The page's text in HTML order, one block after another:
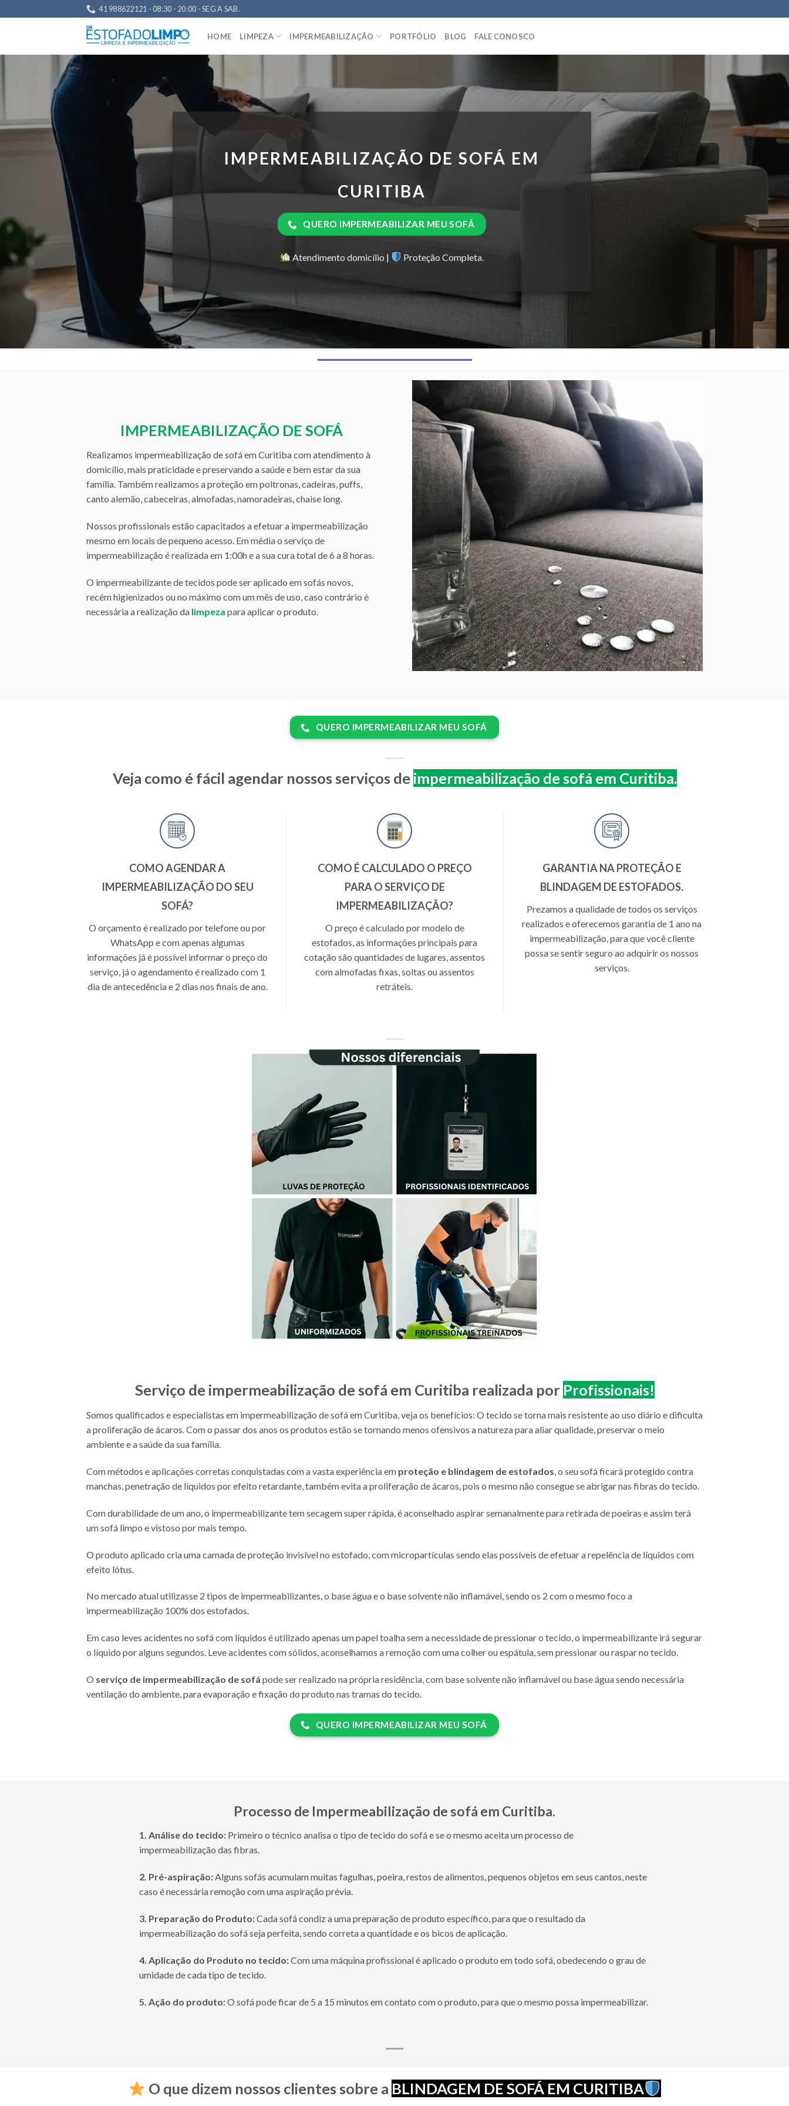
41 988622121 - 08:30 - 20:00 - SEG A SAB.
HOME LIMPEZA IMPERMEABILIZAÇÃO PORTFÓLIO BLOG FALE CONOSCO
IMPERMEABILIZAÇÃO DE SOFÁ EM
CURITIBA
QUERO IMPERMEABILIZAR MEU SOFÁ
Atendimento domicílio | Proteção Completa.
IMPERMEABILIZAÇÃO DE SOFÁ
Realizamos impermeabilização de sofá em Curitiba com atendimento à
domicílio, mais praticidade e preservando a saúde e bem estar da sua
família. Também realizamos a proteção em poltronas, cadeiras, puffs,
canto alemão, cabeceiras, almofadas, namoradeiras, chaise long.
Nossos profissionais estão capacitados a efetuar a impermeabilização
mesmo em locais de pequeno acesso. Em média o serviço de
impermeabilização é realizada em 1:00h e a sua cura total de 6 a 8 horas.
O impermeabilizante de tecidos pode ser aplicado em sofás novos,
recém higienizados ou no máximo com um mês de uso, caso contrário é
necessária a realização da limpeza para aplicar o produto.
QUERO IMPERMEABILIZAR MEU SOFÁ
Veja como é fácil agendar nossos serviços de impermeabilização de sofá em Curitiba.
COMO AGENDAR A
IMPERMEABILIZAÇÃO DO SEU
SOFÁ?
O orçamento é realizado por telefone ou por
WhatsApp e com apenas algumas
informações já é possível informar o preço do
serviço, já o agendamento é realizado com 1
dia de antecedência e 2 dias nos finais de ano.
COMO É CALCULADO O PREÇO
PARA O SERVIÇO DE
IMPERMEABILIZAÇÃO?
O preço é calculado por modelo de
estofados, as informações principais para
cotação são quantidades de lugares, assentos
com almofadas fixas, soltas ou assentos
retráteis.
GARANTIA NA PROTEÇÃO E
BLINDAGEM DE ESTOFADOS.
Prezamos a qualidade de todos os serviços
realizados e oferecemos garantia de 1 ano na
impermeabilização, para que você cliente
possa se sentir seguro ao adquirir os nossos
serviços.
Serviço de impermeabilização de sofá em Curitiba realizada por Profissionais!
Somos qualificados e especialistas em impermeabilização de sofá em Curitiba, veja os benefícios: O tecido se torna mais resistente ao uso diário e dificulta
a proliferação de ácaros. Com o passar dos anos os produtos estão se tornando menos ofensivos a natureza para aliar qualidade, preservar o meio
ambiente e a saúde da sua família.
Com métodos e aplicações corretas conquistadas com a vasta experiência em proteção e blindagem de estofados, o seu sofá ficará protegido contra
manchas, penetração de líquidos por efeito retardante, também evita a proliferação de ácaros, pois o mesmo não consegue se abrigar nas fibras do tecido.
Com durabilidade de um ano, o impermeabilizante tem secagem super rápida, é aconselhado aspirar semanalmente para retirada de poeiras e assim terá
um sofá limpo e vistoso por mais tempo.
O produto aplicado cria uma camada de proteção invisível no estofado, com micropartículas sendo elas possíveis de efetuar a repelência de líquidos com
efeito lótus.
No mercado atual utilizasse 2 tipos de impermeabilizantes, o base água e o base solvente não inflamável, sendo os 2 com o mesmo foco a
impermeabilização 100% dos estofados.
Em caso leves acidentes no sofá com líquidos é utilizado apenas um papel toalha sem a necessidade de pressionar o tecido, o impermeabilizante irá segurar
o líquido por alguns segundos. Leve acidentes com sólidos, aconselhamos a remoção com uma colher ou espátula, sem pressionar ou raspar no tecido.
O serviço de impermeabilização de sofá pode ser realizado na própria residência, com base solvente não inflamável ou base água sendo necessária
ventilação do ambiente, para evaporação e fixação do produto nas tramas do tecido.
QUERO IMPERMEABILIZAR MEU SOFÁ
Processo de Impermeabilização de sofá em Curitiba.
1. Análise do tecido: Primeiro o técnico analisa o tipo de tecido do sofá e se o mesmo aceita um processo de
impermeabilização das fibras.
2. Pré-aspiração:Alguns sofás acumulam muitas fagulhas, poeira, restos de alimentos, pequenos objetos em seus cantos, neste
caso é necessária remoção com uma aspiração prévia.
3. Preparação do Produto:Cada sofá condiz a uma preparação de produto específico, para que o resultado da
impermeabilização do sofá seja perfeita, sendo correta a quantidade e os bicos de aplicação.
4. Aplicação do Produto no tecido:Com uma máquina profissional é aplicado o produto em todo sofá, obedecendo o grau de
umidade de cada tipo de tecido.
5. Ação do produto:O sofá pode ficar de 5 a 15 minutos em contato com o produto, para que o mesmo possa impermeabilizar.
O que dizem nossos clientes sobre a BLINDAGEM DE SOFÁ EM CURITIBA